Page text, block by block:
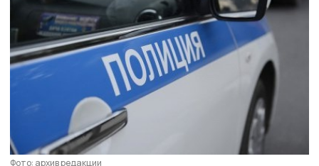
Фото: архив редакции